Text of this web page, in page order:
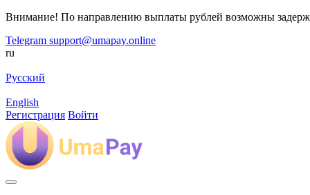
Внимание! По направлению выплаты рублей возможны
Telegram support@umapay.online
ru
Русский
English
Регистрация Войти